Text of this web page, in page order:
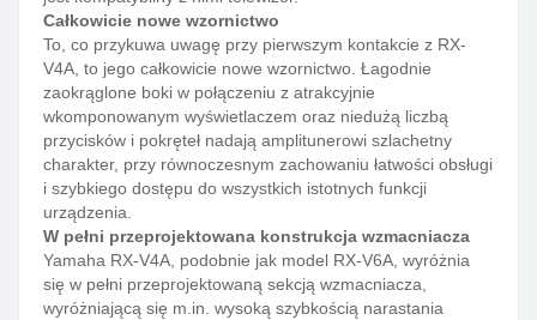
Całkowicie nowe wzornictwo
To, co przykuwa uwagę przy pierwszym kontakcie z RX-
V4A, to jego całkowicie nowe wzornictwo. Łagodnie
zaokrąglone boki w połączeniu z atrakcyjnie
wkomponowanym wyświetlaczem oraz niedużą liczbą
przycisków i pokręteł nadają amplitunerowi szlachetny
charakter, przy równoczesnym zachowaniu łatwości obsługi
i szybkiego dostępu do wszystkich istotnych funkcji
urządzenia.
W pełni przeprojektowana konstrukcja wzmacniacza
Yamaha RX-V4A, podobnie jak model RX-V6A, wyróżnia
się w pełni przeprojektowaną sekcją wzmacniacza,
wyróżniającą się m.in. wysoką szybkością narastania